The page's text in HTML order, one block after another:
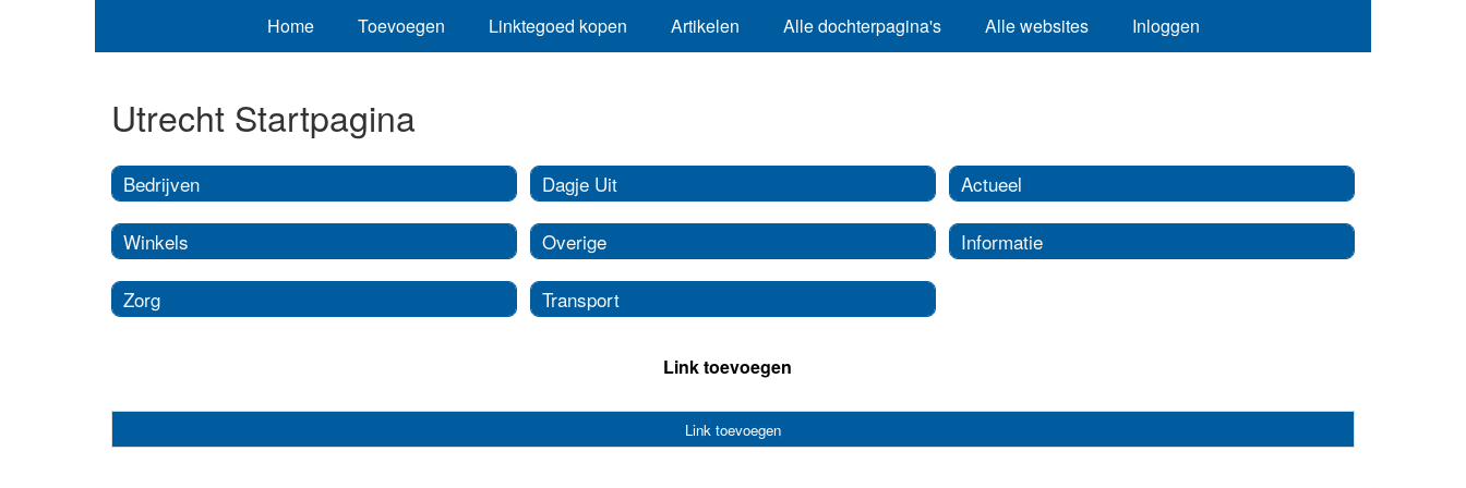
Home Toevoegen Linktegoed kopen Artikelen Alle dochterpagina's Alle websites Inloggen
Utrecht Startpagina
Bedrijven
Winkels
Zorg
Dagje Uit
Overige
Transport
Actueel
Informatie
Link toevoegen
Link toevoegen